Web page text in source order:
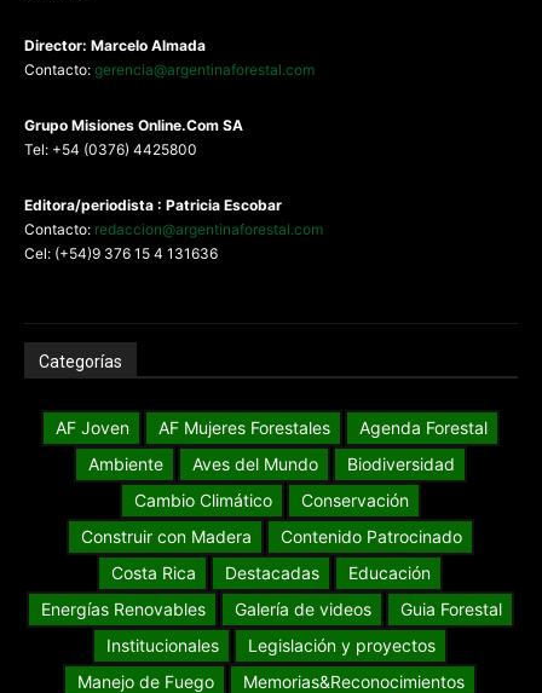
Director: Marcelo Almada
Contacto: gerencia@argentinaforestal.com
Grupo Misiones Online.Com SA
Tel: +54 (0376) 4425800
Editora/periodista : Patricia Escobar
Contacto: redaccion@argentinaforestal.com
Cel: (+54)9 376 15 4 131636
Categorías
AF Joven AF Mujeres Forestales
Agenda Forestal
Ambiente
Aves del Mundo
Biodiversidad
Cambio Climático
Conservación
Construir con Madera
Contenido Patrocinado
Costa Rica
Destacadas
Educación
Energías Renovables
Galería de videos
Guia Forestal
Institucionales
Legislación y proyectos
Manejo de Fuego
Memorias&Reconocimientos